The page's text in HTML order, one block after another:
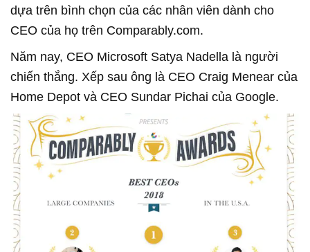
dựa trên bình chọn của các nhân viên dành cho
CEO của họ trên Comparably.com.
Năm nay, CEO Microsoft Satya Nadella là người
chiến thắng. Xếp sau ông là CEO Craig Menear của
Home Depot và CEO Sundar Pichai của Google.